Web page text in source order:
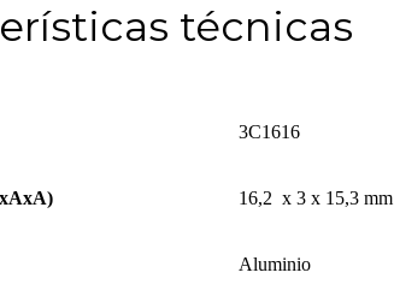
técnicas
3C1616
16,2 x 3 x 15,3 mm
Aluminio